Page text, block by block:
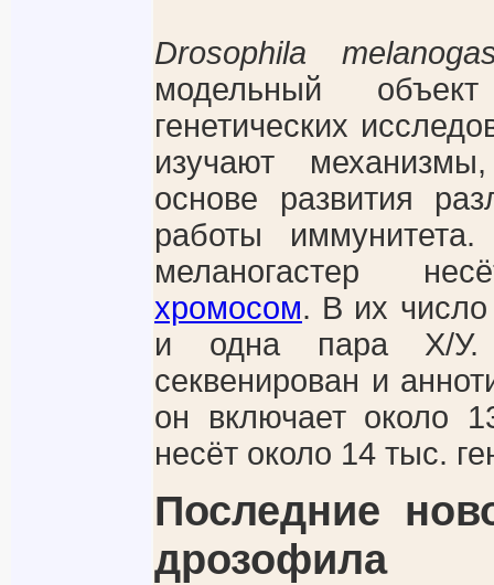
Drosophila
модельный
генетических
изучают
основе развития
работы
меланогастер
хромосом. В их
и одна пара Х/У.
секвенирован и
он включает около
несёт около 14 тыс.
Последние
дрозофила